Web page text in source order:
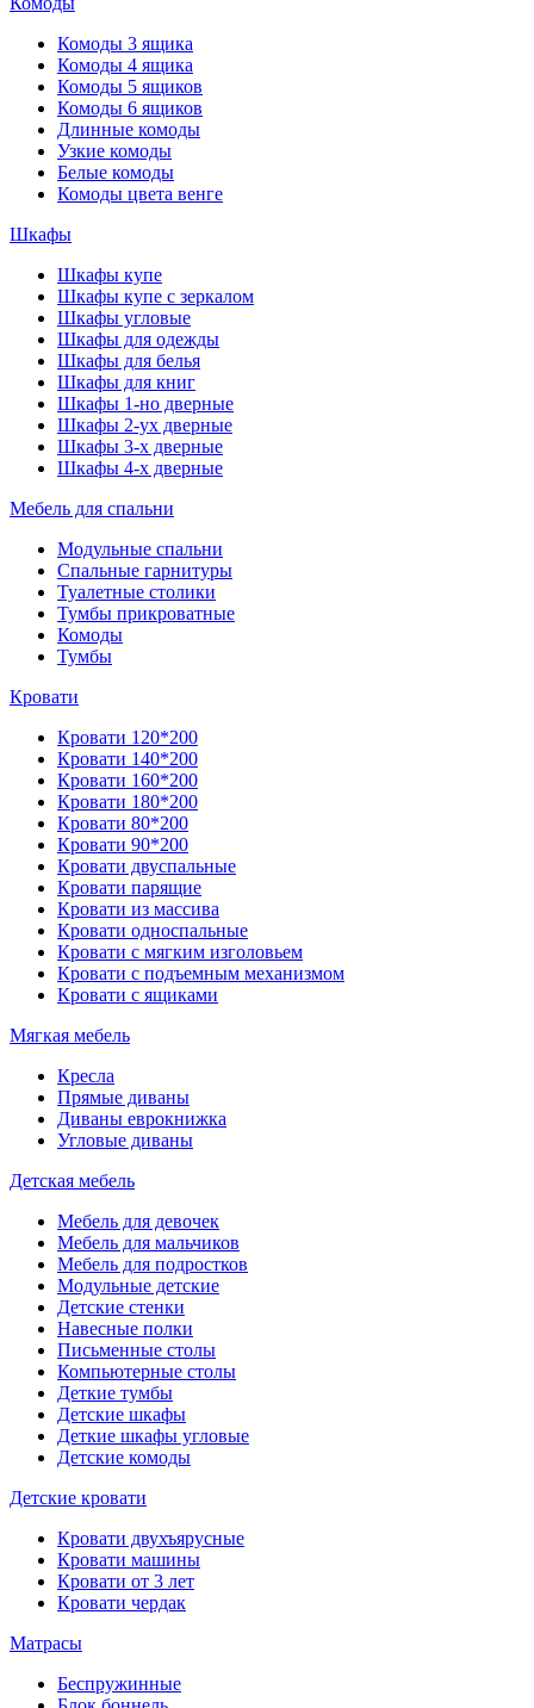
Комоды 3 ящика
Комоды 4 ящика
Комоды 5 ящиков
Комоды 6 ящиков
Длинные комоды
Узкие комоды
Белые комоды
Комоды цвета венге
Шкафы
Шкафы купе
Шкафы купе с зеркалом
Шкафы угловые
Шкафы для одежды
Шкафы для белья
Шкафы для книг
Шкафы 1-но дверные
Шкафы 2-ух дверные
Шкафы 3-х дверные
Шкафы 4-х дверные
Мебель для спальни
Модульные спальни
Спальные гарнитуры
Туалетные столики
Тумбы прикроватные
Комоды
Тумбы
Кровати
Кровати 120*200
Кровати 140*200
Кровати 160*200
Кровати 180*200
Кровати 80*200
Кровати 90*200
Кровати двуспальные
Кровати парящие
Кровати из массива
Кровати односпальные
Кровати с мягким изголовьем
Кровати с подъемным механизмом
Кровати с ящиками
Мягкая мебель
Кресла
Прямые диваны
Диваны еврокнижка
Угловые диваны
Детская мебель
Мебель для девочек
Мебель для мальчиков
Мебель для подростков
Модульные детские
Детские стенки
Навесные полки
Письменные столы
Компьютерные столы
Деткие тумбы
Детские шкафы
Деткие шкафы угловые
Детские комоды
Детские кровати
Кровати двухъярусные
Кровати машины
Кровати от 3 лет
Кровати чердак
Матрасы
Беспружинные